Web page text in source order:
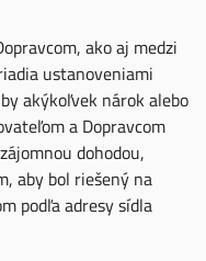
ako aj medzi
ustanoveniami
akýkoľvek nárok alebo
a Dopravcom
dohodou,
aby bol riešený na
podľa adresy sídla